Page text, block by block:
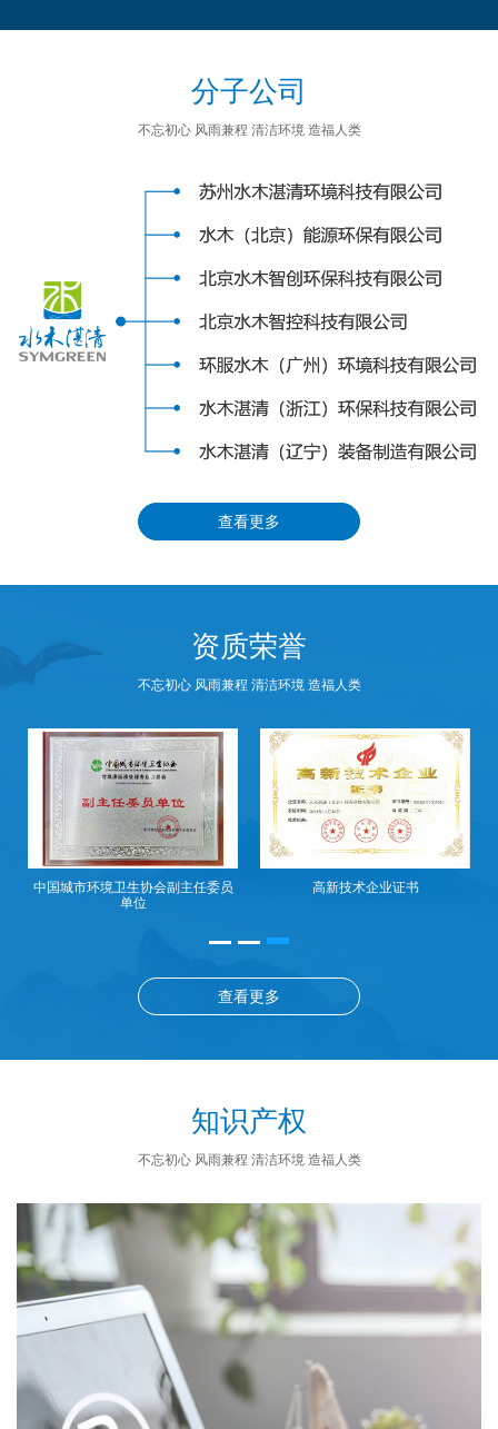
分子公司
不忘初心 风雨兼程 清洁环境 造福人类
查看更多
资质荣誉
不忘初心 风雨兼程 清洁环境 造福人类
高新技术企业证书 中国环境科学学会团体会员证书
查看更多
知识产权
不忘初心 风雨兼程 清洁环境 造福人类